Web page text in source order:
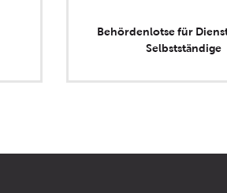
Behördenlotse für
Selbstständige